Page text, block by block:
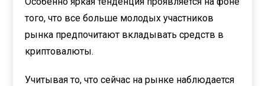
того, что все больше молодых участников
рынка предпочитают вкладывать средств в
криптовалюты.
Учитывая то, что сейчас на рынке наблюдается